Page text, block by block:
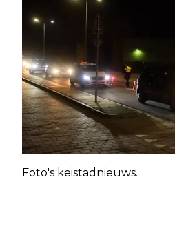
Foto's keistadnieuws.